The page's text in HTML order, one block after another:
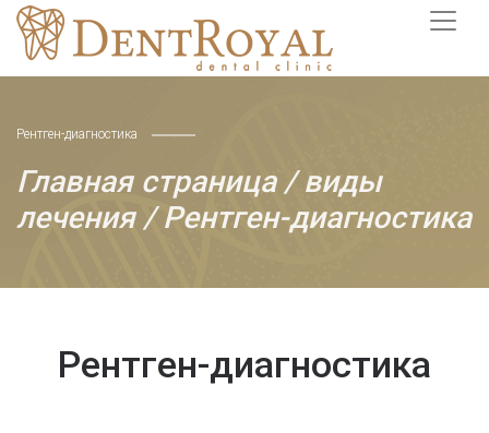
Рентген-диагностика
Главная страница/виды
лечения/ Рентген-диагностика
Рентген-диагностика